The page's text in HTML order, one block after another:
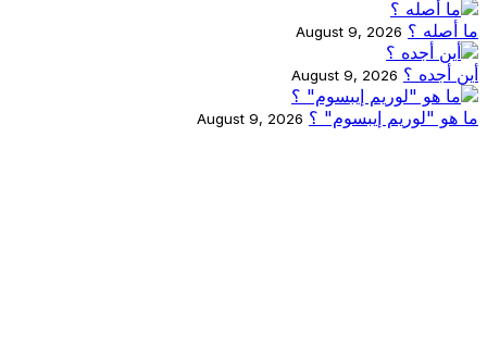
ما أصله ؟ August 9, 2026
أين أجده ؟ August 9, 2026
ما هو "لوريم إيبسوم" ؟ August 9, 2026